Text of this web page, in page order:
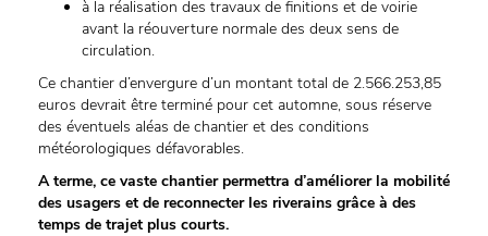
à la réalisation des travaux de finitions et de voirie
avant la réouverture normale des deux sens de
circulation.
Ce chantier d’envergure d’un montant total de 2.566.253,85
euros devrait être terminé pour cet automne, sous réserve
des éventuels aléas de chantier et des conditions
météorologiques défavorables.
A terme, ce vaste chantier permettra d’améliorer la mobilité
des usagers et de reconnecter les riverains grâce à des
temps de trajet plus courts.